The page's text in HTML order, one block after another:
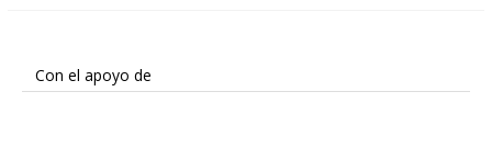
Con el apoyo de